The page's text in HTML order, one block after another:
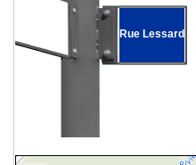
Rue Lessard